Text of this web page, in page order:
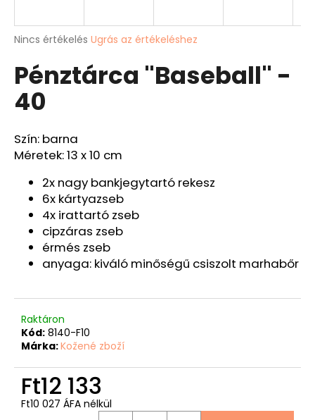
A
átlagos
értékelése
5-
ből
csillag.
Nincs értékelés Ugrás az értékeléshez
Pénztárca "Baseball" -
40
Szín: barna
Méretek: 13 x 10 cm
2x nagy bankjegytartó rekesz
6x kártyazseb
4x irattartó zseb
cipzáras zseb
érmés zseb
anyaga: kiváló minőségű csiszolt marhabőr
Raktáron
Kód: 8140-F10
Márka:Kožené zboží
Ft12 133
Ft10 027 ÁFA nélkül
A
á
n
l
u
k
HORGÁSZ
PÉNZTÁRCA
"PONTY"
Ft12